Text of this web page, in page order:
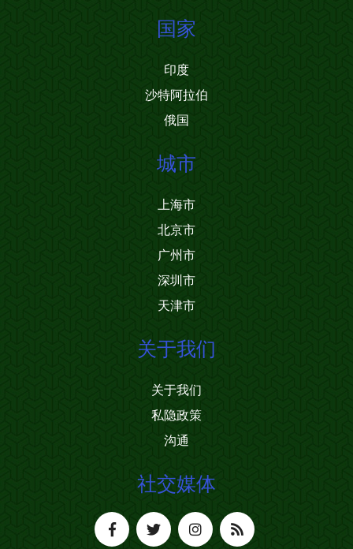
国家
印度
沙特阿拉伯
俄国
城市
上海市
北京市
广州市
深圳市
天津市
关于我们
关于我们
私隐政策
沟通
社交媒体